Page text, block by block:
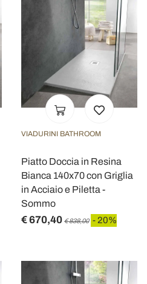
VIADURINI BATHROOM
Piatto Doccia in Resina
Bianca 140x70 con Griglia
in Acciaio e Piletta -
Sommo
€ 670,40 € 838,00 - 20%